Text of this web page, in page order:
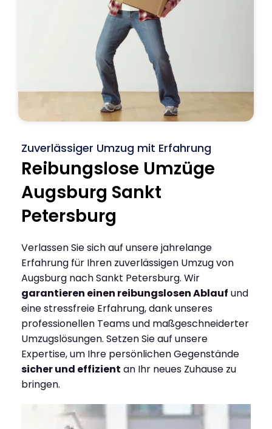
Zuverlässiger Umzug mit Erfahrung
Reibungslose Umzüge
Augsburg Sankt
Petersburg
Verlassen Sie sich auf unsere jahrelange
Erfahrung für Ihren zuverlässigen Umzug von
Augsburg nach Sankt Petersburg. Wir
garantieren einen reibungslosen Ablauf und
eine stressfreie Erfahrung, dank unseres
professionellen Teams und maßgeschneiderter
Umzugslösungen. Setzen Sie auf unsere
Expertise, um Ihre persönlichen Gegenstände
sicher und effizient an Ihr neues Zuhause zu
bringen.